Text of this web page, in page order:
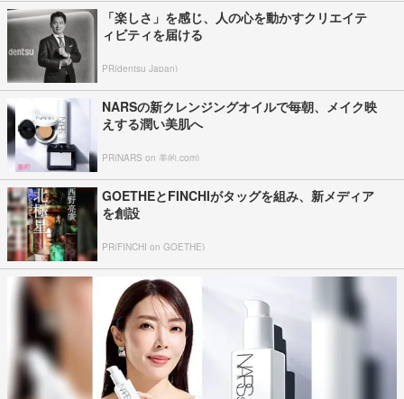
「楽しさ」を感じ、人の心を動かすクリエイテ
ィビティを届ける
PR(dentsu Japan)
NARSの新クレンジングオイルで毎朝、メイク映
えする潤い美肌へ
PR(NARS on 美的.com)
GOETHEとFINCHIがタッグを組み、新メディア
を創設
PR(FINCHI on GOETHE)